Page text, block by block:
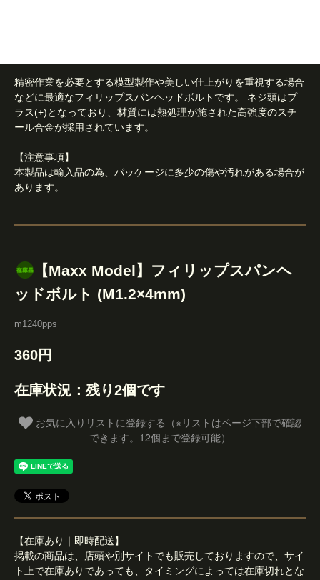
精密作業を必要とする模型製作や美しい仕上がりを重視する場合
などに最適なフィリップスパンヘッドボルトです。 ネジ頭はプ
ラス(+)となっており、材質には熱処理が施された高強度のスチ
ール合金が採用されています。
【注意事項】
本製品は輸入品の為、パッケージに多少の傷や汚れがある場合が
あります。
【Maxx Model】フィリップスパンヘ
ッドボルト (M1.2×4mm)
m1240pps
360円
在庫状況：残り2個です
できます。12個まで登録可能）
【在庫あり｜即時配送】
掲載の商品は、店頭や別サイトでも販売しておりますので、サイ
ト上で在庫ありであっても、タイミングによっては在庫切れとな